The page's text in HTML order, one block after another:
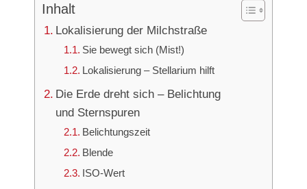
Inhalt
Lokalisierung der Milchstraße
Sie bewegt sich (Mist!)
Lokalisierung – Stellarium hilft
Die Erde dreht sich – Belichtung
und Sternspuren
Belichtungszeit
Blende
ISO-Wert